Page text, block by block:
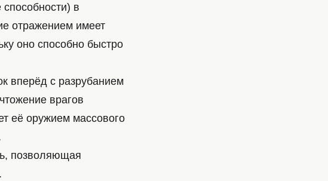
в
отражением имеет
оно способно быстро
вперёд с разрубанием
врагов
её оружием массового
позволяющая